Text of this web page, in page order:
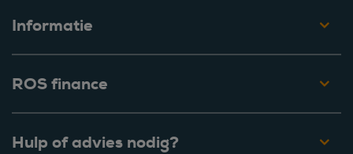
Informatie
ROS finance
Hulp of advies nodig?